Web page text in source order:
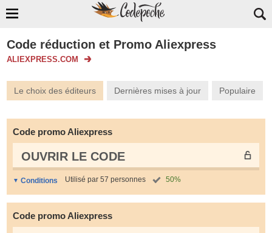
Code réduction et Promo Aliexpress
ALIEXPRESS.COM
Le choix des éditeurs Dernières mises à jour Populaire
Code promo Aliexpress
OUVRIR LE СODE
Conditions Utilisé par 57 personnes 50%
Code promo Aliexpress